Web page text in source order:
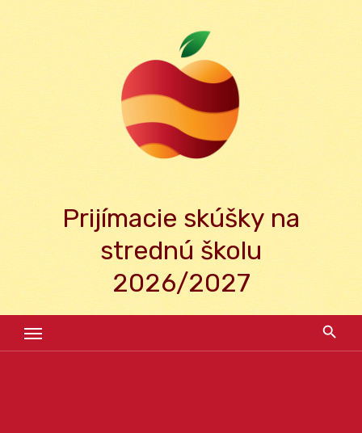
Prijímacie skúšky na
strednú školu
2026/2027